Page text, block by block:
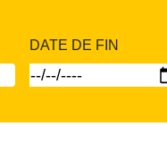
DATE DE FIN